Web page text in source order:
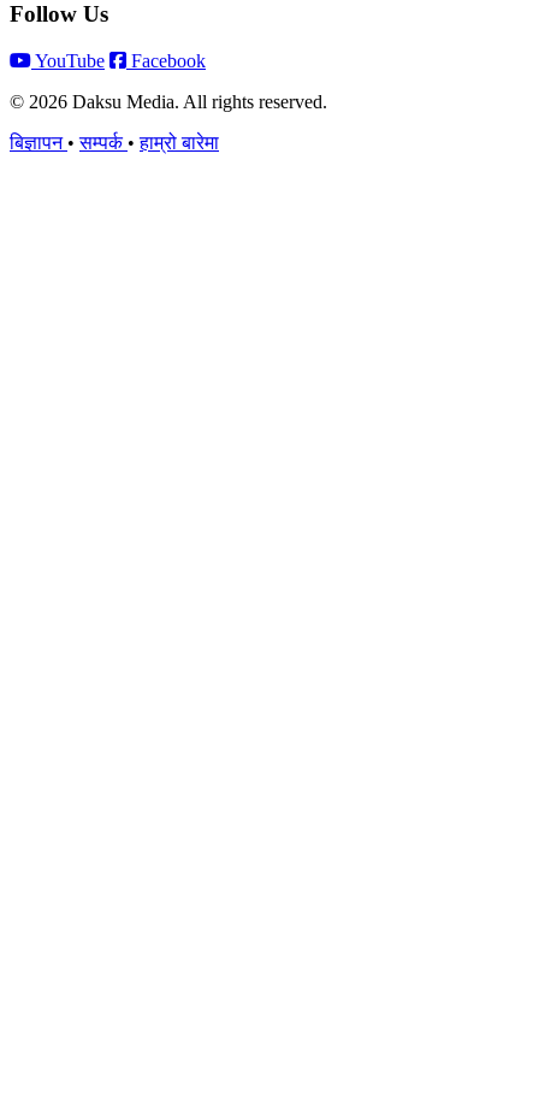
Follow Us
YouTube
Facebook
© 2026 Daksu Media. All rights reserved.
बिज्ञापन • सम्पर्क • हाम्रो बारेमा